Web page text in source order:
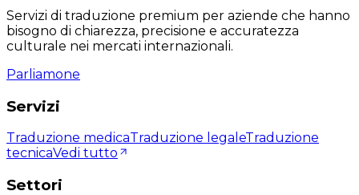
Servizi di traduzione premium per aziende che hanno
bisogno di chiarezza, precisione e accuratezza
culturale nei mercati internazionali.
Parliamone
Servizi
Traduzione medicaTraduzione legaleTraduzione
tecnicaVedi tutto
Settori